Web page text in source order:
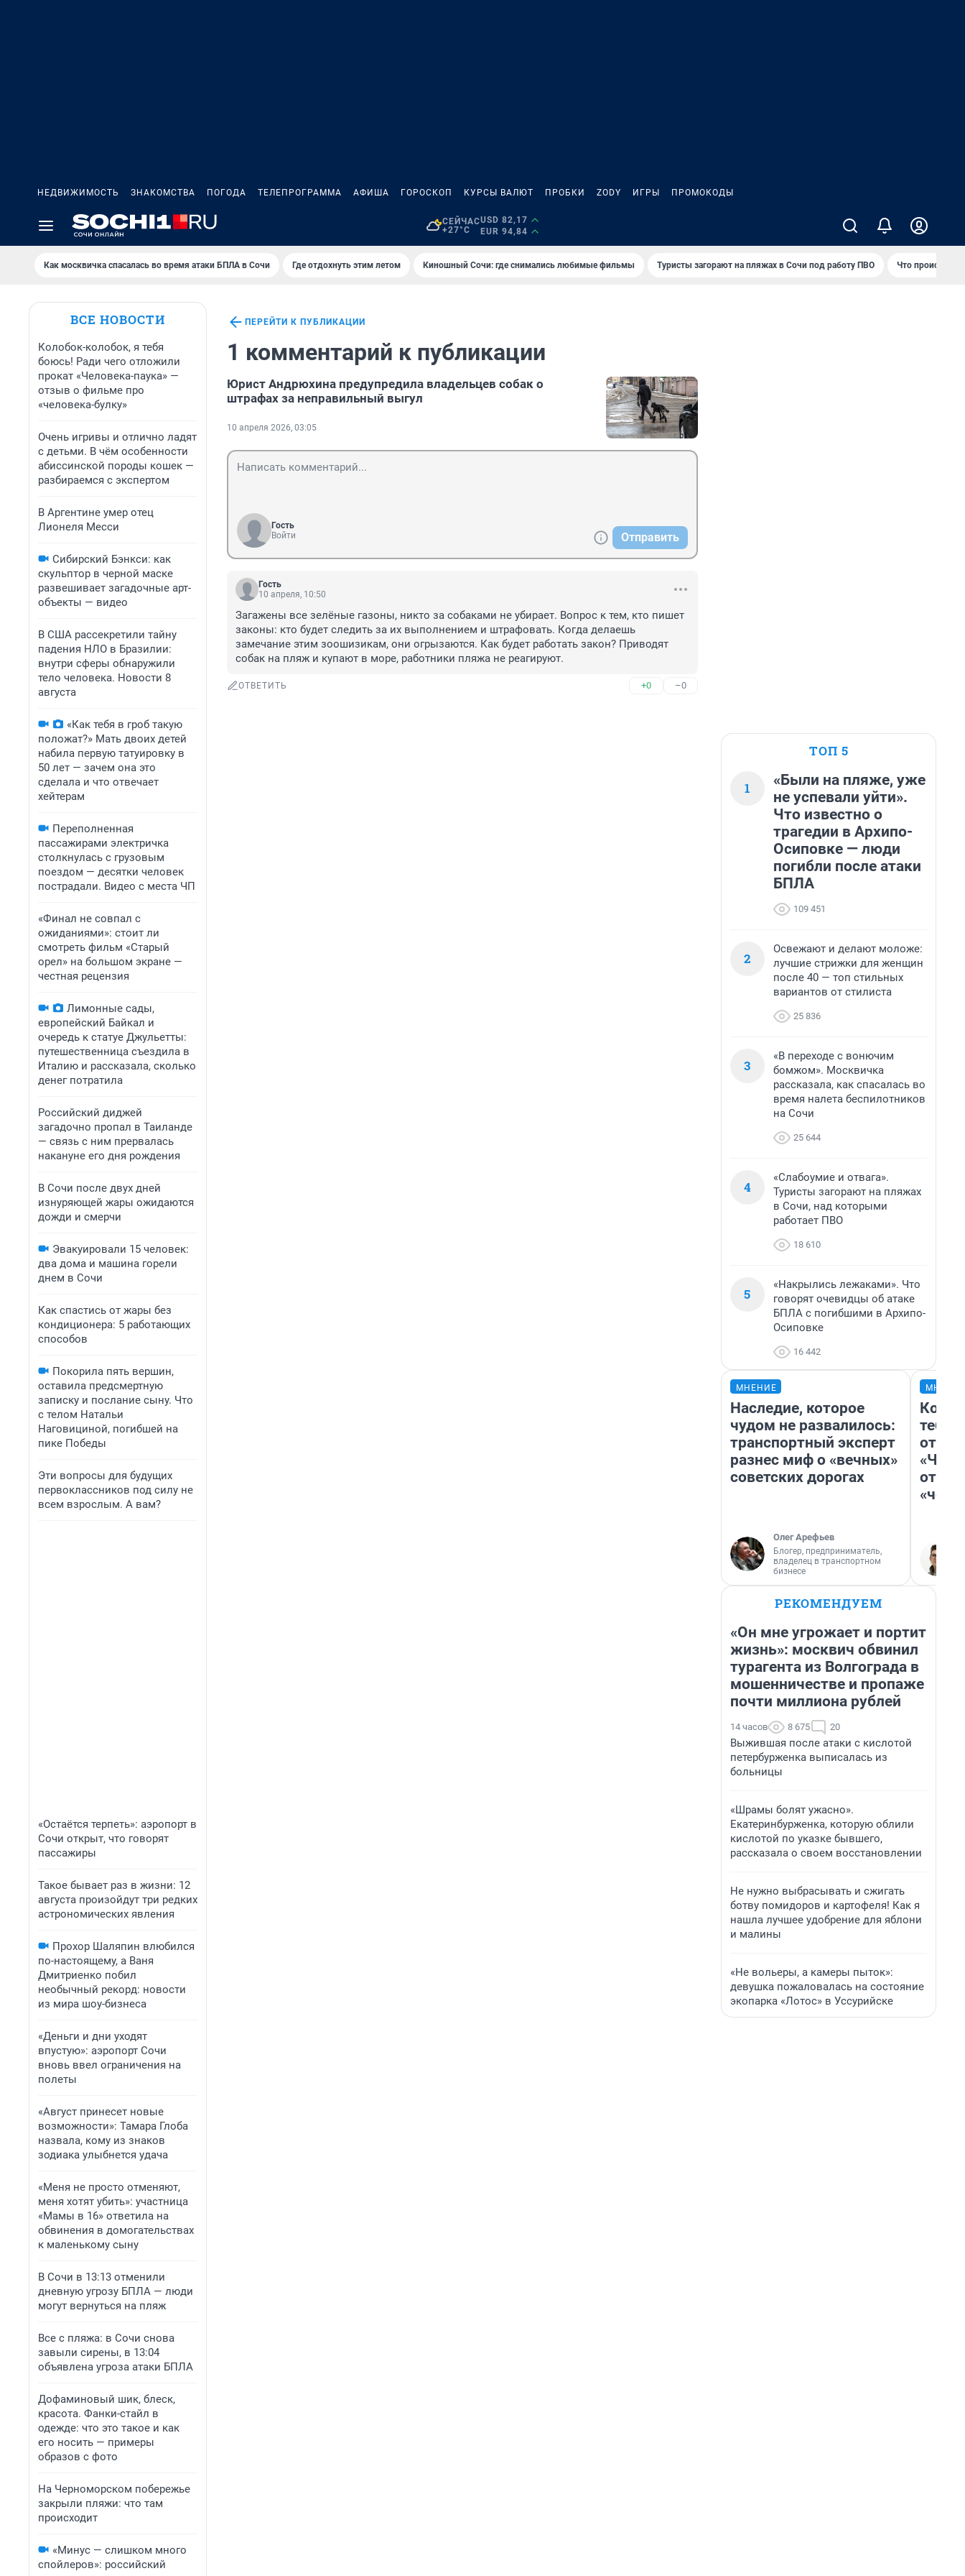
НЕДВИЖИМОСТЬ ЗНАКОМСТВА ПОГОДА ТЕЛЕПРОГРАММА АФИША ГОРОСКОП КУРСЫ ВАЛЮТ ПРОБКИ ZODY ИГРЫ ПРОМОКОДЫ
СЕЙЧАС
+27°C
USD 82,17
EUR 94,84
Как москвичка спасалась во время атаки БПЛА в Сочи Где отдохнуть этим летом Киношный Сочи: где снимались любимые фильмы Туристы загорают на пляжах в Сочи под работу ПВО Что происходит
ВСЕ НОВОСТИ
Колобок-колобок, я тебя
боюсь! Ради чего отложили
прокат «Человека-паука» —
отзыв о фильме про
«человека-булку»
Очень игривы и отлично ладят
с детьми. В чём особенности
абиссинской породы кошек —
разбираемся с экспертом
В Аргентине умер отец
Лионеля Месси
Сибирский Бэнкси: как
скульптор в черной маске
развешивает загадочные арт-
объекты — видео
В США рассекретили тайну
падения НЛО в Бразилии:
внутри сферы обнаружили
тело человека. Новости 8
августа
«Как тебя в гроб такую
положат?» Мать двоих детей
набила первую татуировку в
50 лет — зачем она это
сделала и что отвечает
хейтерам
Переполненная
пассажирами электричка
столкнулась с грузовым
поездом — десятки человек
пострадали. Видео с места ЧП
«Финал не совпал с
ожиданиями»: стоит ли
смотреть фильм «Старый
орел» на большом экране —
честная рецензия
Лимонные сады,
европейский Байкал и
очередь к статуе Джульетты:
путешественница съездила в
Италию и рассказала, сколько
денег потратила
Российский диджей
загадочно пропал в Таиланде
— связь с ним прервалась
накануне его дня рождения
В Сочи после двух дней
изнуряющей жары ожидаются
дожди и смерчи
Эвакуировали 15 человек:
два дома и машина горели
днем в Сочи
Как спастись от жары без
кондиционера: 5 работающих
способов
Покорила пять вершин,
оставила предсмертную
записку и послание сыну. Что
с телом Натальи
Наговициной, погибшей на
пике Победы
Эти вопросы для будущих
первоклассников под силу не
всем взрослым. А вам?
«Остаётся терпеть»: аэропорт в
Сочи открыт, что говорят
пассажиры
Такое бывает раз в жизни: 12
августа произойдут три редких
астрономических явления
Прохор Шаляпин влюбился
по-настоящему, а Ваня
Дмитриенко побил
необычный рекорд: новости
из мира шоу-бизнеса
«Деньги и дни уходят
впустую»: аэропорт Сочи
вновь ввел ограничения на
полеты
«Август принесет новые
возможности»: Тамара Глоба
назвала, кому из знаков
зодиака улыбнется удача
«Меня не просто отменяют,
меня хотят убить»: участница
«Мамы в 16» ответила на
обвинения в домогательствах
к маленькому сыну
В Сочи в 13:13 отменили
дневную угрозу БПЛА — люди
могут вернуться на пляж
Все с пляжа: в Сочи снова
завыли сирены, в 13:04
объявлена угроза атаки БПЛА
Дофаминовый шик, блеск,
красота. Фанки-стайл в
одежде: что это такое и как
его носить — примеры
образов с фото
На Черноморском побережье
закрыли пляжи: что там
происходит
«Минус — слишком много
спойлеров»: российский
ПЕРЕЙТИ К ПУБЛИКАЦИИ
1 комментарий к публикации
Юрист Андрюхина предупредила владельцев собак о
штрафах за неправильный выгул
10 апреля 2026, 03:05
Гость
Войти
Отправить
Гость
10 апреля, 10:50
Загажены все зелёные газоны, никто за собаками не убирает. Вопрос к тем, кто пишет
законы: кто будет следить за их выполнением и штрафовать. Когда делаешь
замечание этим зоошизикам, они огрызаются. Как будет работать закон? Приводят
собак на пляж и купают в море, работники пляжа не реагируют.
ОТВЕТИТЬ +0 –0
ТОП 5
1
«Были на пляже, уже
не успевали уйти».
Что известно о
трагедии в Архипо-
Осиповке — люди
погибли после атаки
БПЛА
109 451
2
Освежают и делают моложе:
лучшие стрижки для женщин
после 40 — топ стильных
вариантов от стилиста
25 836
3
«В переходе с вонючим
бомжом». Москвичка
рассказала, как спасалась во
время налета беспилотников
на Сочи
25 644
4
«Слабоумие и отвага».
Туристы загорают на пляжах
в Сочи, над которыми
работает ПВО
18 610
5
«Накрылись лежаками». Что
говорят очевидцы об атаке
БПЛА с погибшими в Архипо-
Осиповке
16 442
МНЕНИЕ
Наследие, которое
чудом не развалилось:
транспортный эксперт
разнес миф о «вечных»
советских дорогах
Олег Арефьев
Блогер, предприниматель,
владелец в транспортном
бизнесе
тебя
РЕКОМЕНДУЕМ
«Он мне угрожает и портит
жизнь»: москвич обвинил
турагента из Волгограда в
мошенничестве и пропаже
почти миллиона рублей
14 часов 8 675 20
Выжившая после атаки с кислотой
петербурженка выписалась из
больницы
«Шрамы болят ужасно».
Екатеринбурженка, которую облили
кислотой по указке бывшего,
рассказала о своем восстановлении
Не нужно выбрасывать и сжигать
ботву помидоров и картофеля! Как я
нашла лучшее удобрение для яблони
и малины
«Не вольеры, а камеры пыток»:
девушка пожаловалась на состояние
экопарка «Лотос» в Уссурийске